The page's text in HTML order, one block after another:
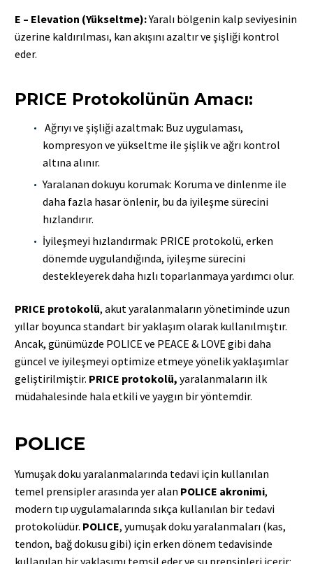
E – Elevation (Yükseltme):Yaralı bölgenin kalp seviyesinin
üzerine kaldırılması, kan akışını azaltır ve şişliği kontrol
eder.
PRICE Protokolünün Amacı:
Ağrıyı ve şişliği azaltmak: Buz uygulaması,
kompresyon ve yükseltme ile şişlik ve ağrı kontrol
altına alınır.
Yaralanan dokuyu korumak: Koruma ve dinlenme ile
daha fazla hasar önlenir, bu da iyileşme sürecini
hızlandırır.
İyileşmeyi hızlandırmak: PRICE protokolü, erken
dönemde uygulandığında, iyileşme sürecini
destekleyerek daha hızlı toparlanmaya yardımcı olur.
PRICE protokolü, akut yaralanmaların yönetiminde uzun
yıllar boyunca standart bir yaklaşım olarak kullanılmıştır.
Ancak, günümüzde POLICE ve PEACE & LOVE gibi daha
güncel ve iyileşmeyi optimize etmeye yönelik yaklaşımlar
geliştirilmiştir. PRICE protokolü, yaralanmaların ilk
müdahalesinde hala etkili ve yaygın bir yöntemdir.
POLICE
Yumuşak doku yaralanmalarında tedavi için kullanılan
temel prensipler arasında yer alan POLICE akronimi,
modern tıp uygulamalarında sıkça kullanılan bir tedavi
protokolüdür. POLICE, yumuşak doku yaralanmaları (kas,
tendon, bağ dokusu gibi) için erken dönem tedavisinde
kullanılan bir yaklaşımı temsil eder ve şu prensipleri içerir: